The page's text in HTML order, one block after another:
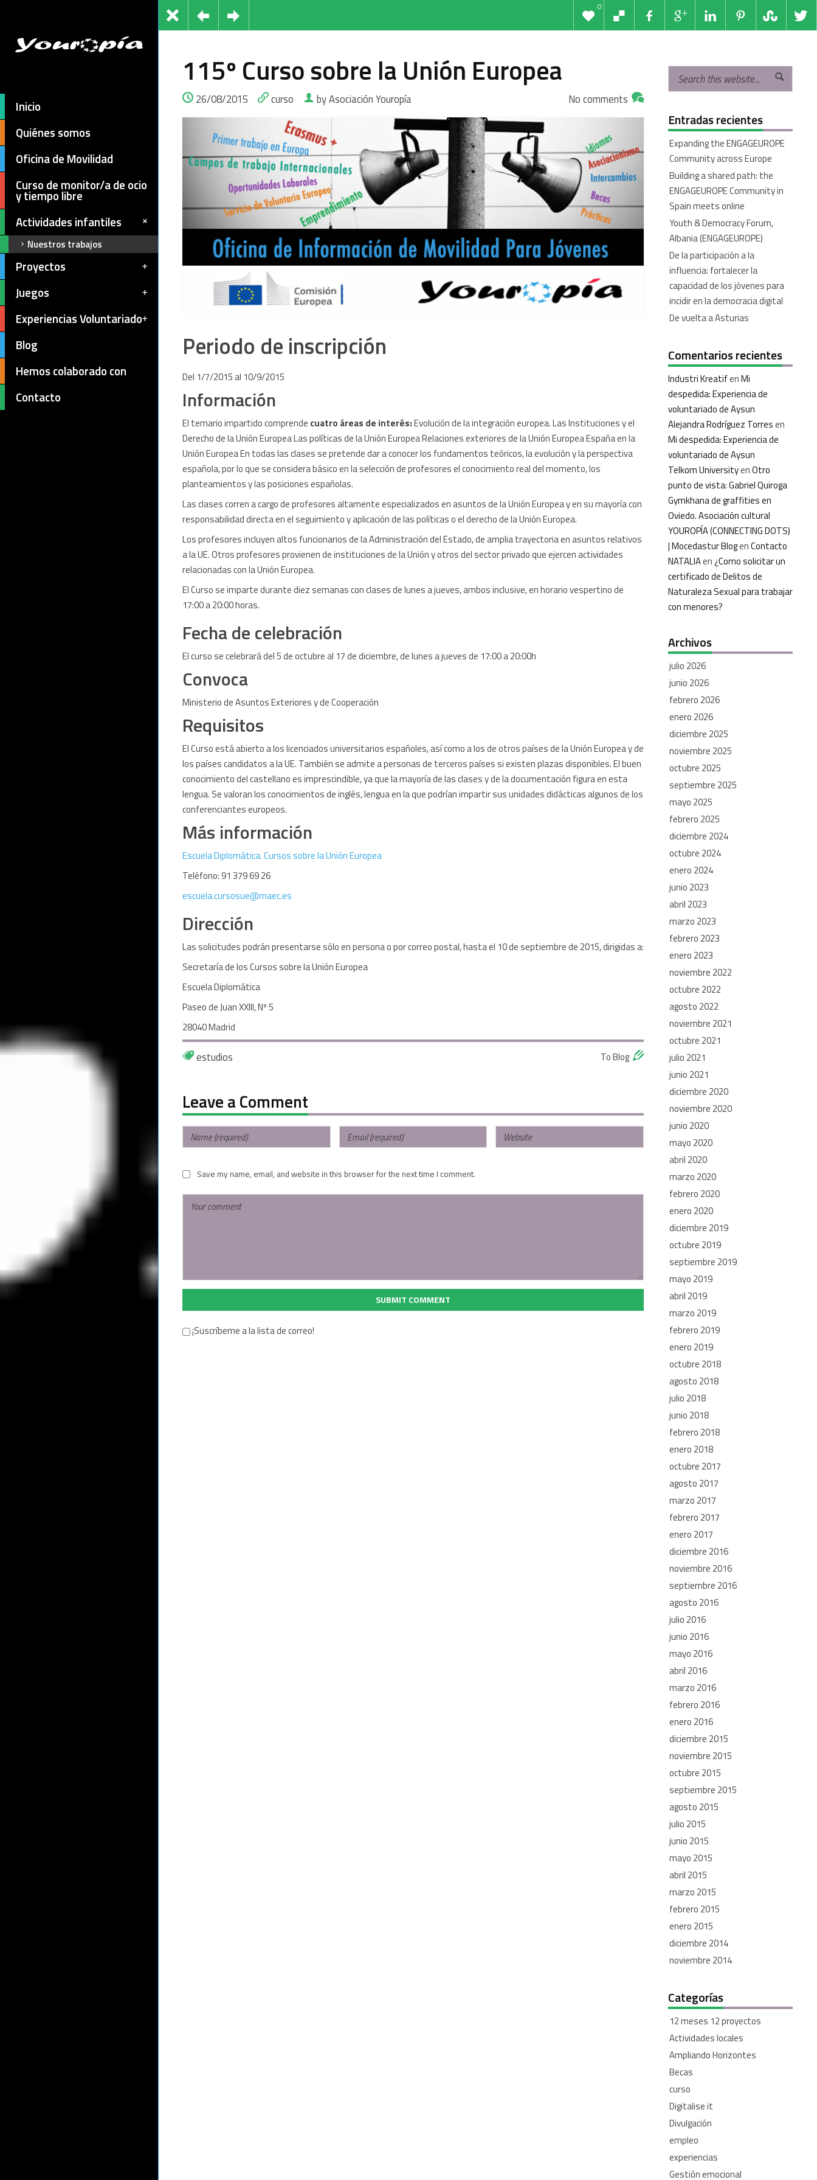
Inicio
Quiénes somos
Oficina de Movilidad
Curso de monitor/a de ocio
y tiempo libre
Actividades infantiles
Nuestros trabajos
Proyectos
Juegos
Experiencias Voluntariado
Blog
Hemos colaborado con
Contacto
115º Curso sobre la Unión Europea
26/08/2015 curso by Asociación Youropía No comments
Periodo de inscripción
Del 1/7/2015 al 10/9/2015
Información
El temario impartido comprende cuatro áreas de interés:Evolución de la integración europea. Las Instituciones y el
Derecho de la Unión Europea Las políticas de la Unión Europea Relaciones exteriores de la Unión Europea España en la
Unión Europea En todas las clases se pretende dar a conocer los fundamentos teóricos, la evolución y la perspectiva
española, por lo que se considera básico en la selección de profesores el conocimiento real del momento, los
planteamientos y las posiciones españolas.
Las clases corren a cargo de profesores altamente especializados en asuntos de la Unión Europea y en su mayoría con
responsabilidad directa en el seguimiento y aplicación de las políticas o el derecho de la Unión Europea.
Los profesores incluyen altos funcionarios de la Administración del Estado, de amplia trayectoria en asuntos relativos
a la UE. Otros profesores provienen de instituciones de la Unión y otros del sector privado que ejercen actividades
relacionadas con la Unión Europea.
El Curso se imparte durante diez semanas con clases de lunes a jueves, ambos inclusive, en horario vespertino de
17:00 a 20:00 horas.
Fecha de celebración
El curso se celebrará del 5 de octubre al 17 de diciembre, de lunes a jueves de 17:00 a 20:00h
Convoca
Ministerio de Asuntos Exteriores y de Cooperación
Requisitos
El Curso está abierto a los licenciados universitarios españoles, así como a los de otros países de la Unión Europea y de
los países candidatos a la UE. También se admite a personas de terceros países si existen plazas disponibles. El buen
conocimiento del castellano es imprescindible, ya que la mayoría de las clases y de la documentación figura en esta
lengua. Se valoran los conocimientos de inglés, lengua en la que podrían impartir sus unidades didácticas algunos de los
conferenciantes europeos.
Más información
Escuela Diplomática. Cursos sobre la Unión Europea
Teléfono: 91 379 69 26
escuela.cursosue@maec.es
Dirección
Las solicitudes podrán presentarse sólo en persona o por correo postal, hasta el 10 de septiembre de 2015, dirigidas a:
Secretaría de los Cursos sobre la Unión Europea
Escuela Diplomática
Paseo de Juan XXIII, Nº 5
28040 Madrid
estudios To Blog
Leave a Comment
Save my name, email, and website in this browser for the next time I comment.
SUBMIT COMMENT
¡Suscríbeme a la lista de correo!
Entradas recientes
Expanding the ENGAGEUROPE
Community across Europe
Building a shared path: the
ENGAGEUROPE Community in
Spain meets online
Youth & Democracy Forum,
Albania (ENGAGEUROPE)
De la participación a la
influencia: fortalecer la
capacidad de los jóvenes para
incidir en la democracia digital
De vuelta a Asturias
Comentarios recientes
Industri KreatifenMi
despedida: Experiencia de
voluntariado de Aysun
Alejandra Rodríguez Torresen
Mi despedida: Experiencia de
voluntariado de Aysun
Telkom UniversityenOtro
punto de vista: Gabriel Quiroga
Gymkhana de graffities en
Oviedo. Asociación cultural
YOUROPÍA (CONNECTING DOTS)
| Mocedastur BlogenContacto
NATALIAen¿Como solicitar un
certificado de Delitos de
Naturaleza Sexual para trabajar
con menores?
Archivos
julio 2026
junio 2026
febrero 2026
enero 2026
diciembre 2025
noviembre 2025
octubre 2025
septiembre 2025
mayo 2025
febrero 2025
diciembre 2024
octubre 2024
enero 2024
junio 2023
abril 2023
marzo 2023
febrero 2023
enero 2023
noviembre 2022
octubre 2022
agosto 2022
noviembre 2021
octubre 2021
julio 2021
junio 2021
diciembre 2020
noviembre 2020
junio 2020
mayo 2020
abril 2020
marzo 2020
febrero 2020
enero 2020
diciembre 2019
octubre 2019
septiembre 2019
mayo 2019
abril 2019
marzo 2019
febrero 2019
enero 2019
octubre 2018
agosto 2018
julio 2018
junio 2018
febrero 2018
enero 2018
octubre 2017
agosto 2017
marzo 2017
febrero 2017
enero 2017
diciembre 2016
noviembre 2016
septiembre 2016
agosto 2016
julio 2016
junio 2016
mayo 2016
abril 2016
marzo 2016
febrero 2016
enero 2016
diciembre 2015
noviembre 2015
octubre 2015
septiembre 2015
agosto 2015
julio 2015
junio 2015
mayo 2015
abril 2015
marzo 2015
febrero 2015
enero 2015
diciembre 2014
noviembre 2014
Categorías
12 meses 12 proyectos
Actividades locales
Ampliando Horizontes
Becas
curso
Digitalise it
Divulgación
empleo
experiencias
Gestión emocional
0